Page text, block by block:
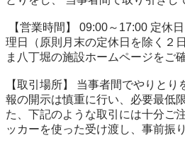
理日（原則月末の定休日を除く２
ま八丁堀の施設ホームページをご
【取引場所】 当事者間でやりと
報の開示は慎重に行い、必要最低
た、下記のような取引には十分ご
ッカーを使った受け渡し、事前振